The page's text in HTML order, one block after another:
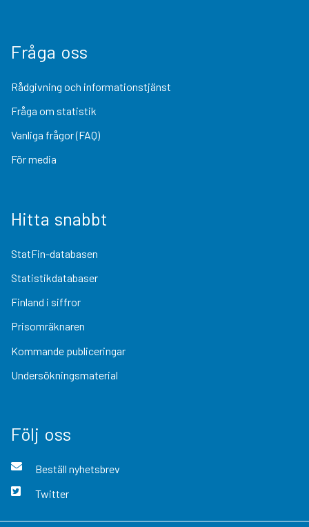
Fråga oss
Rådgivning och informationstjänst
Fråga om statistik
Vanliga frågor (FAQ)
För media
Hitta snabbt
StatFin-databasen
Statistikdatabaser
Finland i siffror
Prisomräknaren
Kommande publiceringar
Undersökningsmaterial
Följ oss
Beställ nyhetsbrev
Twitter